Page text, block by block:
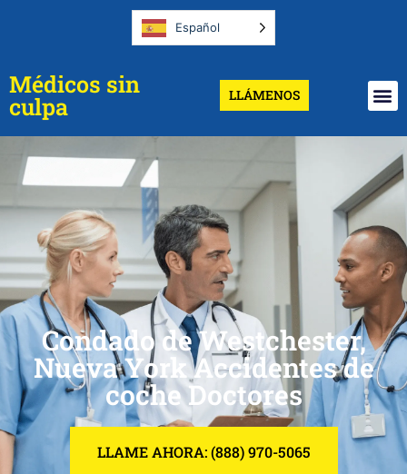
Español
Médicos sin
culpa LLÁMENOS
Condado de Westchester,
Nueva York Accidentes de
coche Doctores
LLAME AHORA: (888) 970-5065